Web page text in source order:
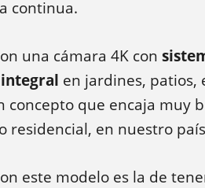
continua.
una cámara 4K con
en jardines, patios,
concepto que encaja muy
residencial, en nuestro
este modelo es la de